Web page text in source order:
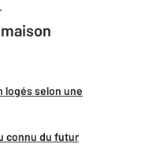
logés selon une
connu du futur